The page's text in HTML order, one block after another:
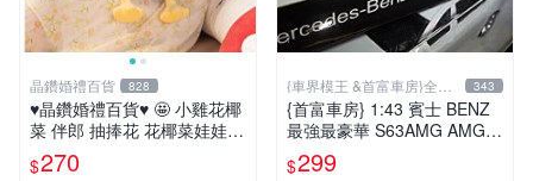
晶鑽婚禮百貨 828
♥晶鑽婚禮百貨♥ 🤩 小雞花椰
菜 伴郎 抽捧花 花椰菜娃娃
青花菜 抱枕 蔬菜 禮物 婚禮
$270
{車界模王 &首富車房}全國
最大 !
343
{首富車房} 1:43 賓士 BENZ
最強最豪華 S63AMG AMG銀
空運到!!!!!
$299